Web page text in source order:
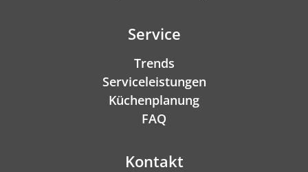
Service
Trends
Serviceleistungen
Küchenplanung
FAQ
Kontakt